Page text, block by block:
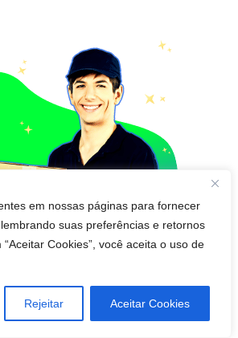
em nossas páginas para fornecer
suas preferências e retornos
Cookies”, você aceita o uso de
Rejeitar Aceitar Cookies
emagrecedora para Entregar